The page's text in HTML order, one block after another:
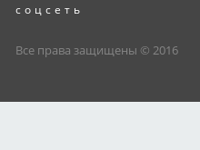
соцсеть
Все права защищены © 2016